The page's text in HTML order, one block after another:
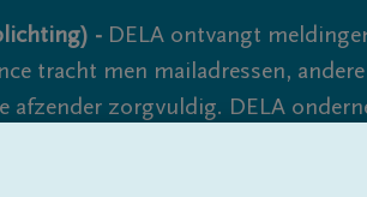
- DELA ontvangt
tracht men mailadressen,
zorgvuldig. DELA
uit te sluiten, dus blijf